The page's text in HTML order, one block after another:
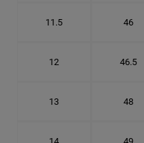
11.5 46
12 46.5
13 48